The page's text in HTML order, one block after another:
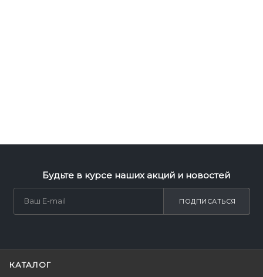
Будьте в курсе наших акций и новостей
ПОДПИСАТЬСЯ
КАТАЛОГ